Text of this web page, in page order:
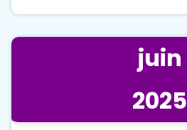
juin
2025